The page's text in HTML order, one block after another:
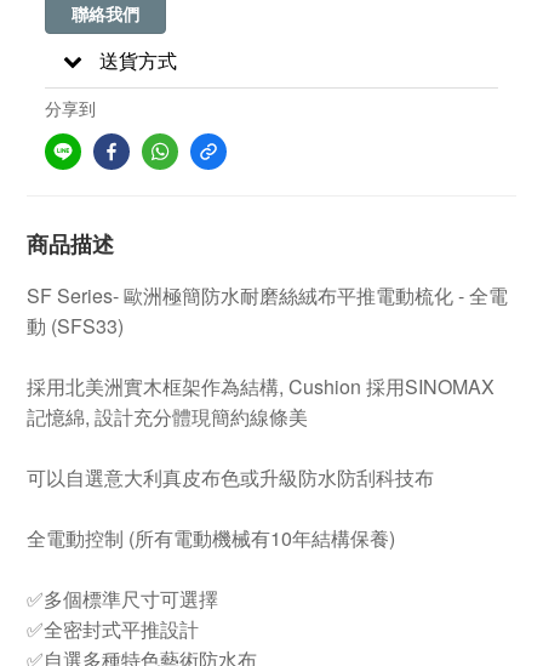
聯絡我們
送貨方式
分享到
商品描述
SF Series- 歐洲極簡防水耐磨絲絨布平推電動梳化 - 全電
動 (SFS33)
採用北美洲實木框架作為結構, Cushion 採用SINOMAX
記憶綿, 設計充分體現簡約線條美
可以自選意大利真皮布色或升級防水防刮科技布
全電動控制 (所有電動機械有10年結構保養)
✅多個標準尺寸可選擇
✅全密封式平推設計
✅自選多種特色藝術防水布